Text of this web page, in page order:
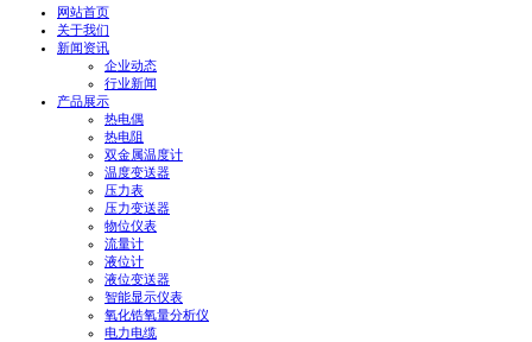
网站首页
关于我们
新闻资讯
企业动态
行业新闻
产品展示
热电偶
热电阻
双金属温度计
温度变送器
压力表
压力变送器
物位仪表
流量计
液位计
液位变送器
智能显示仪表
氧化锆氧量分析仪
电力电缆